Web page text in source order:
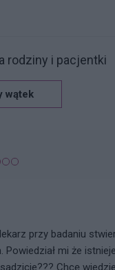
rodziny i pacjentki
wątek
przy badaniu
Powiedział mi że
Chcę